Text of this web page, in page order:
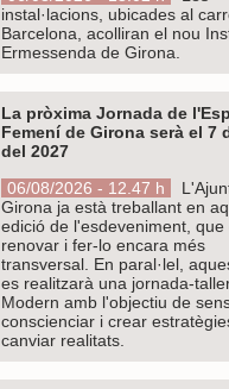
instal·lacions, ubicades al
Barcelona, acolliran el nou
Ermessenda de Girona.
La pròxima Jornada de
Femení de Girona serà el 7
del 2027
06/08/2026 - 12.47 h
Girona ja està treballant en
edició de l'esdeveniment, que
renovar i fer-lo encara més
transversal. En paral·lel,
es realitzarà una jornada-
Modern amb l'objectiu de
conscienciar i crear
canviar realitats.